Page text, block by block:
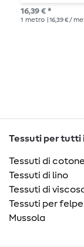
16,39 € *
1 metro | 16,39 € /
Tessuti per tutti
Tessuti di cotone
Tessuti di lino
Tessuti di
Tessuti per felpe
Mussola